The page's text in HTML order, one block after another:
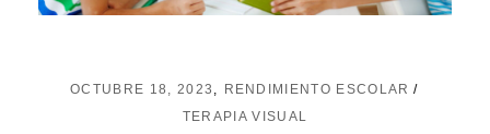
OCTUBRE 18, 2023
RENDIMIENTO ESCOLAR
TERAPIA VISUAL